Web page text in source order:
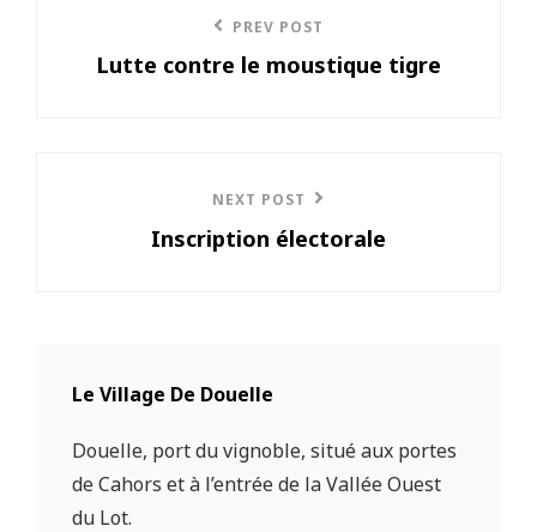
Post
PREV POST
Lutte contre le moustique tigre
NEXT POST
Inscription électorale
Le Village De Douelle
Douelle, port du vignoble, situé aux portes
de Cahors et à l’entrée de la Vallée Ouest
du Lot.